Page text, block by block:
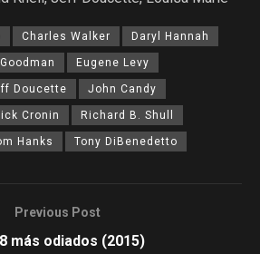
Charles Walker Daryl Hannah
Eugene Levy
Doucette John Candy
Cronin Richard B. Shull
Hanks Tony DiBenedetto
Previous Post
más odiados (2015)